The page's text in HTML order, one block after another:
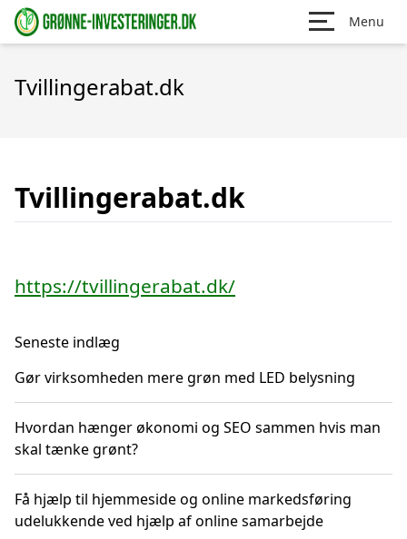
Menu
Tvillingerabat.dk
Tvillingerabat.dk
https://tvillingerabat.dk/
Seneste indlæg
Gør virksomheden mere grøn med LED belysning
Hvordan hænger økonomi og SEO sammen hvis man
skal tænke grønt?
Få hjælp til hjemmeside og online markedsføring
udelukkende ved hjælp af online samarbejde